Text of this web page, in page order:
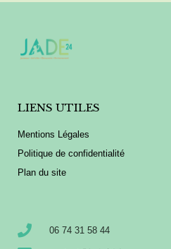
LIENS UTILES
Mentions Légales
Politique de confidentialité
Plan du site
06 74 31 58 44